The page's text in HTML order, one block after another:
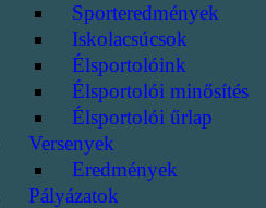
Sporteredmények
Iskolacsúcsok
Élsportolóink
Élsportolói minősítés
Élsportolói űrlap
Versenyek
Eredmények
Pályázatok